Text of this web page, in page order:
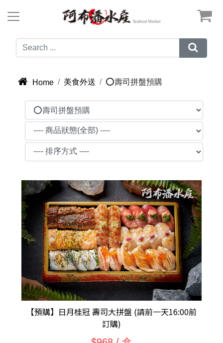


 Home 美食外送 ⭕壽司拼盤預購
【預購】日月桂冠 壽司大拼盤 (請前一天16:00前
訂購)